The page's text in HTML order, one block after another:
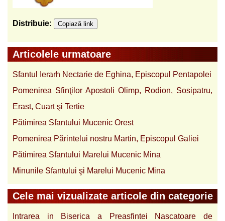
Distribuie: Copiază link
Articolele urmatoare
Sfantul Ierarh Nectarie de Eghina, Episcopul Pentapolei
Pomenirea Sfinţilor Apostoli Olimp, Rodion, Sosipatru,
Erast, Cuart şi Tertie
Pătimirea Sfantului Mucenic Orest
Pomenirea Părintelui nostru Martin, Episcopul Galiei
Pătimirea Sfantului Marelui Mucenic Mina
Minunile Sfantului şi Marelui Mucenic Mina
Cele mai vizualizate articole din categorie
Intrarea in Biserica a Preasfintei Nascatoare de